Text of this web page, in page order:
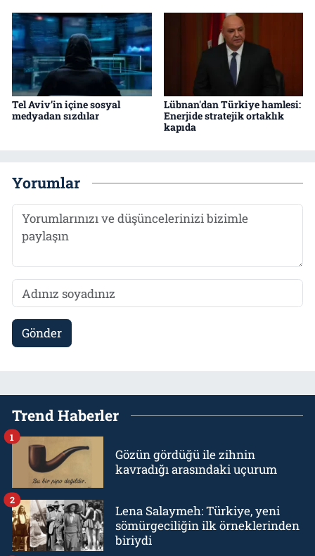
Tel Aviv’in içine sosyal
medyadan sızdılar
Lübnan'dan Türkiye hamlesi:
Enerjide stratejik ortaklık
kapıda
Yorumlar
Gönder
Trend Haberler
Gözün gördüğü ile zihnin
kavradığı arasındaki uçurum
1
Lena Salaymeh: Türkiye, yeni
sömürgeciliğin ilk örneklerinden
biriydi
2